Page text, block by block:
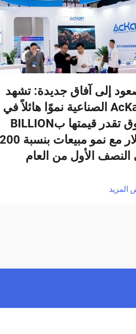
إلى آفاق جديدة: تشهد
AcKaM الصناعية نموًا هائلاً في
سوق تقدر قيمتها بBILLION
الأول من العام
المزيد